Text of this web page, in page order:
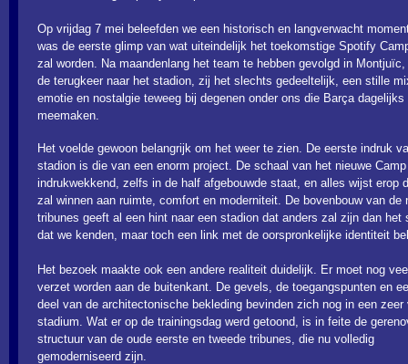
Op vrijdag 7 mei beleefden we een historisch en langverwacht
was de eerste glimp van wat uiteindelijk het toekomstige Spotify
zal worden. Na maandenlang het team te hebben gevolgd in
de terugkeer naar het stadion, zij het slechts gedeeltelijk, een stille
emotie en nostalgie teweeg bij degenen onder ons die Barça dagelijks
meemaken.
Het voelde gewoon belangrijk om het weer te zien. De eerste indruk
stadion is die van een enorm project. De schaal van het nieuwe
indrukwekkend, zelfs in de half afgebouwde staat, en alles wijst erop
zal winnen aan ruimte, comfort en moderniteit. De bovenbouw van de
tribunes geeft al een hint naar een stadion dat anders zal zijn dan het
dat we kenden, maar toch een link met de oorspronkelijke identiteit
Het bezoek maakte ook een andere realiteit duidelijk. Er moet nog
verzet worden aan de buitenkant. De gevels, de toegangspunten en
deel van de architectonische bekleding bevinden zich nog in een zeer
stadium. Wat er op de trainingsdag werd getoond, is in feite de
structuur van de oude eerste en tweede tribunes, die nu volledig
gemoderniseerd zijn.